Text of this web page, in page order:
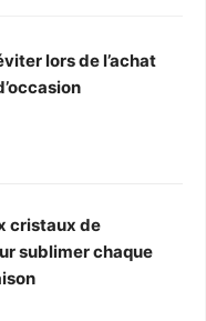
lors de l’achat
cristaux de
sublimer chaque